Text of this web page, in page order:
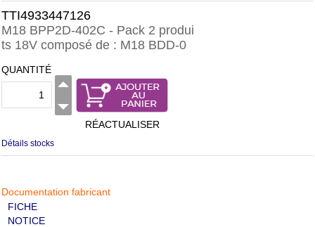
TTI4933447126
M18 BPP2D-402C - Pack 2 produi
ts 18V composé de : M18 BDD-0
QUANTITÉ
RÉACTUALISER
Détails stocks
Documentation fabricant
FICHE
NOTICE